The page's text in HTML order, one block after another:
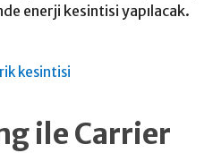
enerji kesintisi yapılacak.
kesintisi
ile Carrier